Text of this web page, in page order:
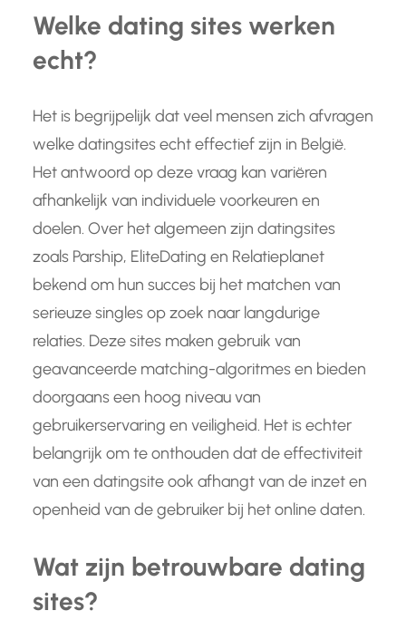
Welke dating sites werken
echt?
Het is begrijpelijk dat veel mensen zich afvragen
welke datingsites echt effectief zijn in België.
Het antwoord op deze vraag kan variëren
afhankelijk van individuele voorkeuren en
doelen. Over het algemeen zijn datingsites
zoals Parship, EliteDating en Relatieplanet
bekend om hun succes bij het matchen van
serieuze singles op zoek naar langdurige
relaties. Deze sites maken gebruik van
geavanceerde matching-algoritmes en bieden
doorgaans een hoog niveau van
gebruikerservaring en veiligheid. Het is echter
belangrijk om te onthouden dat de effectiviteit
van een datingsite ook afhangt van de inzet en
openheid van de gebruiker bij het online daten.
Wat zijn betrouwbare dating
sites?